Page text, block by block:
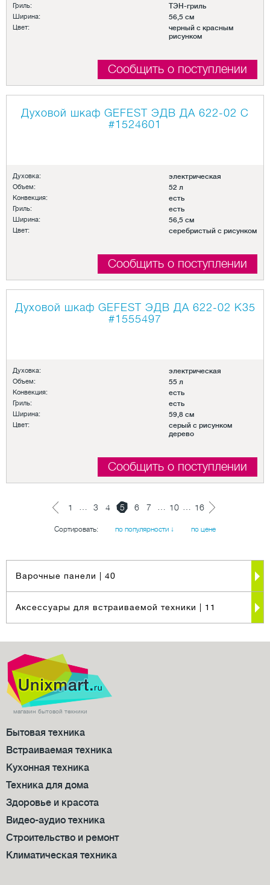
Гриль: ТЭН-гриль
Ширина: 56,5 см
Цвет:
черный с красным
рисунком
Сообщить о поступлении
Духовой шкаф GEFEST ЭДВ ДА 622-02 С
#1524601
Духовка: электрическая
Объем: 52 л
Конвекция: есть
Гриль: есть
Ширина: 56,5 см
Цвет: серебристый с рисунком
Сообщить о поступлении
Духовой шкаф GEFEST ЭДВ ДА 622-02 K35
#1555497
Духовка: электрическая
Объем: 55 л
Конвекция: есть
Гриль: есть
Ширина: 59,8 см
Цвет:
серый с рисунком
дерево
Сообщить о поступлении
1 3 4 5 6 7 10 16
Сортировать: по популярности ↓ по цене
Варочные панели | 40
Аксессуары для встраиваемой техники | 11
магазин бытовой техники
Бытовая техника
Встраиваемая техника
Кухонная техника
Техника для дома
Здоровье и красота
Видео-аудио техника
Строительство и ремонт
Климатическая техника